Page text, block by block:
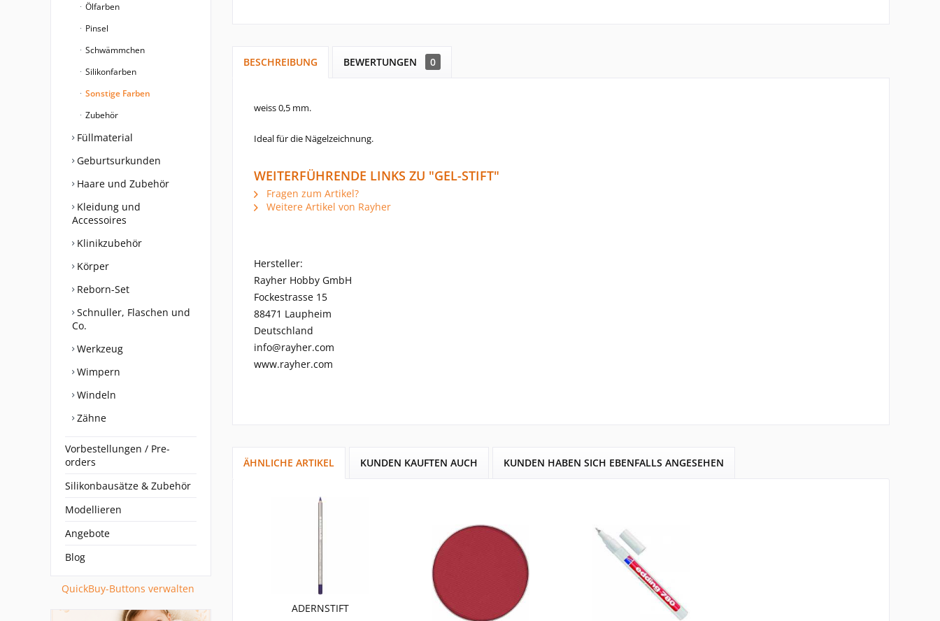
Ölfarben
Pinsel
Schwämmchen
Silikonfarben
Sonstige Farben
Zubehör
Füllmaterial
Geburtsurkunden
Haare und Zubehör
Kleidung und
Accessoires
Klinikzubehör
Körper
Reborn-Set
Schnuller, Flaschen und
Co.
Werkzeug
Wimpern
Windeln
Zähne
Vorbestellungen / Pre-
orders
Silikonbausätze & Zubehör
Modellieren
Angebote
Blog
QuickBuy-Buttons verwalten
BESCHREIBUNG BEWERTUNGEN 0
weiss 0,5 mm.
Ideal für die Nägelzeichnung.
WEITERFÜHRENDE LINKS ZU "GEL-STIFT"
Fragen zum Artikel?
Weitere Artikel von Rayher
Hersteller:
Rayher Hobby GmbH
Fockestrasse 15
88471 Laupheim
Deutschland
info@rayher.com
www.rayher.com
ÄHNLICHE ARTIKEL KUNDEN KAUFTEN AUCH KUNDEN HABEN SICH EBENFALLS ANGESEHEN
ADERNSTIFT